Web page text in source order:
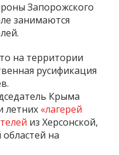
Запорожского
занимаются
на территории
русификация
Крыма
летних «лагерей
из Херсонской,
на